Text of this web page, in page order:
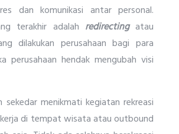
dan komunikasi antar personal.
terakhir adalah redirectingatau
dilakukan perusahaan bagi para
perusahaan hendak mengubah visi
sekedar menikmati kegiatan rekreasi
di tempat wisata atau outbound